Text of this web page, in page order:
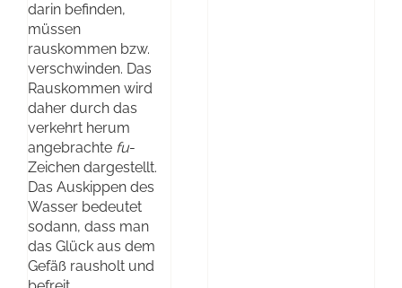
darin befinden,
müssen
rauskommen bzw.
verschwinden. Das
Rauskommen wird
daher durch das
verkehrt herum
angebrachte fu-
Zeichen dargestellt.
Das Auskippen des
Wasser bedeutet
sodann, dass man
das Glück aus dem
Gefäß rausholt und